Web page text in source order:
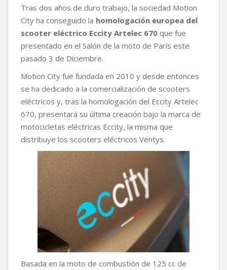
c
e
b
o
o
k
i
t
t
e
r
a
t
s
A
p
p
p
y
L
i
n
k
m
p
a
r
t
i
Tras dos años de duro trabajo, la sociedad Motion
City ha conseguido la homologación europea del
scooter eléctrico Eccity Artelec 670 que fue
presentado en el Salón de la moto de París este
pasado 3 de Diciembre.
Motion City fue fundada en 2010 y desde entonces
se ha dedicado a la comercialización de scooters
eléctricos y, tras la homologación del Eccity Artelec
670, presentará su última creación bajo la marca de
motocicletas eléctricas Eccity, la misma que
distribuye los scooters eléctricos Ventys.
Basada en la moto de combustión de 125 cc de